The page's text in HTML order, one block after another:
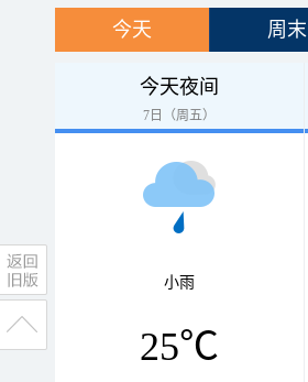
今天 周末
今天夜间
7日（周五）
小雨
25℃